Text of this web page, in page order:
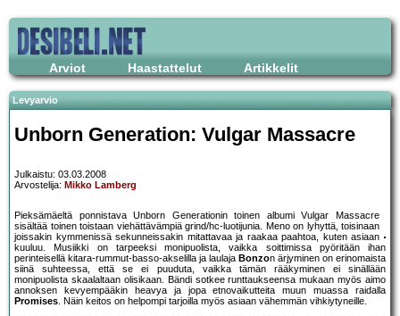
Arviot Haastattelut Artikkelit
Levyarvio
Unborn Generation: Vulgar Massacre
Julkaistu: 03.03.2008
Arvostelija: Mikko Lamberg
Pieksämäeltä ponnistava Unborn Generationin toinen albumi Vulgar Massacre
sisältää toinen toistaan viehättävämpiä grind/hc-luotijunia. Meno on lyhyttä, toisinaan
joissakin kymmenissä sekunneissakin mitattavaa ja raakaa paahtoa, kuten asiaan
kuuluu. Musiikki on tarpeeksi monipuolista, vaikka soittimissa pyöritään ihan
perinteisellä kitara-rummut-basso-akselilla ja laulaja Bonzon ärjyminen on erinomaista
siinä suhteessa, että se ei puuduta, vaikka tämän rääkyminen ei sinällään
monipuolista skaalaltaan olisikaan. Bändi sotkee runttaukseensa mukaan myös aimo
annoksen kevyempääkin heavya ja jopa etnovaikutteita muun muassa raidalla
Promises. Näin keitos on helpompi tarjoilla myös asiaan vähemmän vihkiytyneille.